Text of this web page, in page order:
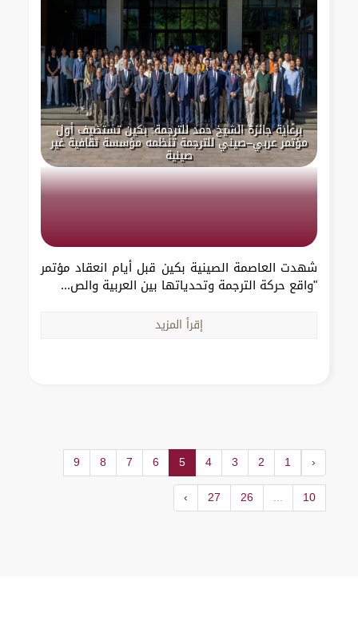
برعاية جائزة الشيخ حمد للترجمة: بكين تستضيف أول
مؤتمر عربي–صيني للترجمة تنظمه مؤسسة ثقافية غير
صينية
شهدت العاصمة الصينية بكين قبل أيام انعقاد مؤتمر
"واقع حركة الترجمة وتحدياتها بين العربية والص...
إقرأ المزيد
‹
1
2
3
4
5
6
7
8
9
10
...
26
27
›